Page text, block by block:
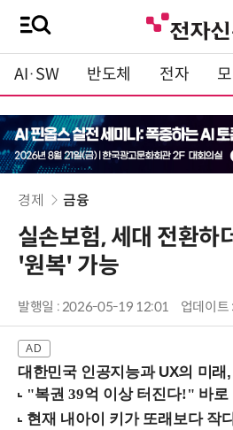
AI·SW 반도체 전자
경제 금융
실손보험, 세대 전환하
'원복' 가능
발행일 : 2026-05-19 12:01 업데이
대한민국 인공지능과 UX의 미래, 여기서